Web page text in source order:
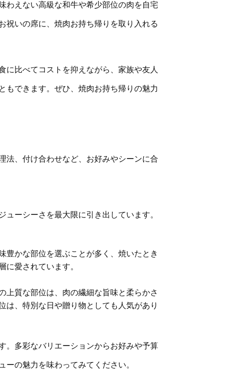
わえない高級な和牛や希少部位の肉を自宅
祝いの席に、焼肉お持ち帰りを取り入れる
に比べてコストを抑えながら、家族や友人
もできます。ぜひ、焼肉お持ち帰りの魅力
法、付け合わせなど、お好みやシーンに合
ーシーさを最大限に引き出しています。
豊かな部位を選ぶことが多く、焼いたとき
に愛されています。
上質な部位は、肉の繊細な旨味と柔らかさ
は、特別な日や贈り物としても人気があり
。多彩なバリエーションからお好みや予算
の魅力を味わってみてください。